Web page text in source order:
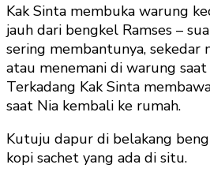
Kak Sinta membuka warung
jauh dari bengkel Ramses –
sering membantunya, sekedar
atau menemani di warung saat
Terkadang Kak Sinta
saat Nia kembali ke rumah.
Kutuju dapur di belakang
kopi sachet yang ada di situ.